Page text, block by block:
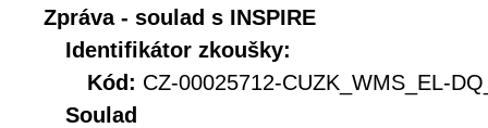
Zpráva - soulad s INSPIRE
Identifikátor zkoušky:
Kód: CZ-00025712-CUZK_WMS_EL-
Soulad